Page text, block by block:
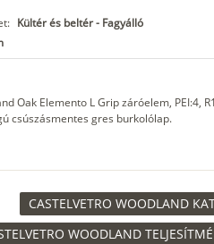
Kültér és beltér - Fagyálló
Oak Elemento L Grip záróelem, PEI:4,
csúszásmentes gres burkolólap.
CASTELVETRO WOODLAND
WOODLAND